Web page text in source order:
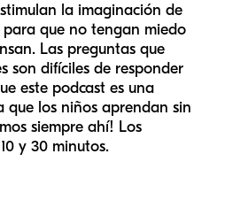
la imaginación de
para que no tengan miedo
Las preguntas que
son difíciles de responder
este podcast es una
que los niños aprendan sin
siempre ahí! Los
y 30 minutos.